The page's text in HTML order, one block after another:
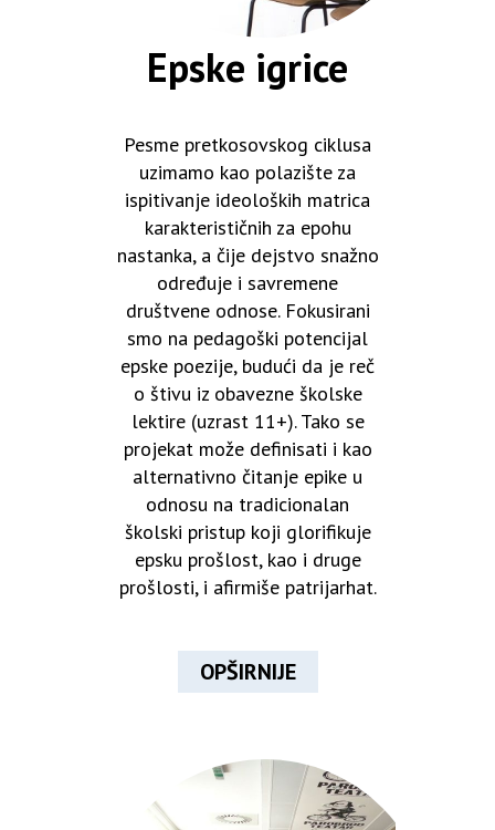
Epske igrice
Pesme pretkosovskog ciklusa
uzimamo kao polazište za
ispitivanje ideoloških matrica
karakterističnih za epohu
nastanka, a čije dejstvo snažno
određuje i savremene
društvene odnose. Fokusirani
smo na pedagoški potencijal
epske poezije, budući da je reč
o štivu iz obavezne školske
lektire (uzrast 11+). Tako se
projekat može definisati i kao
alternativno čitanje epike u
odnosu na tradicionalan
školski pristup koji glorifikuje
epsku prošlost, kao i druge
prošlosti, i afirmiše patrijarhat.
OPŠIRNIJE